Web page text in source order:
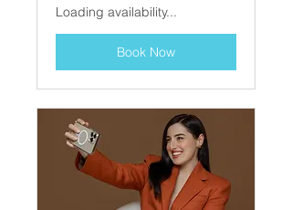
Loading availability...
Book Now